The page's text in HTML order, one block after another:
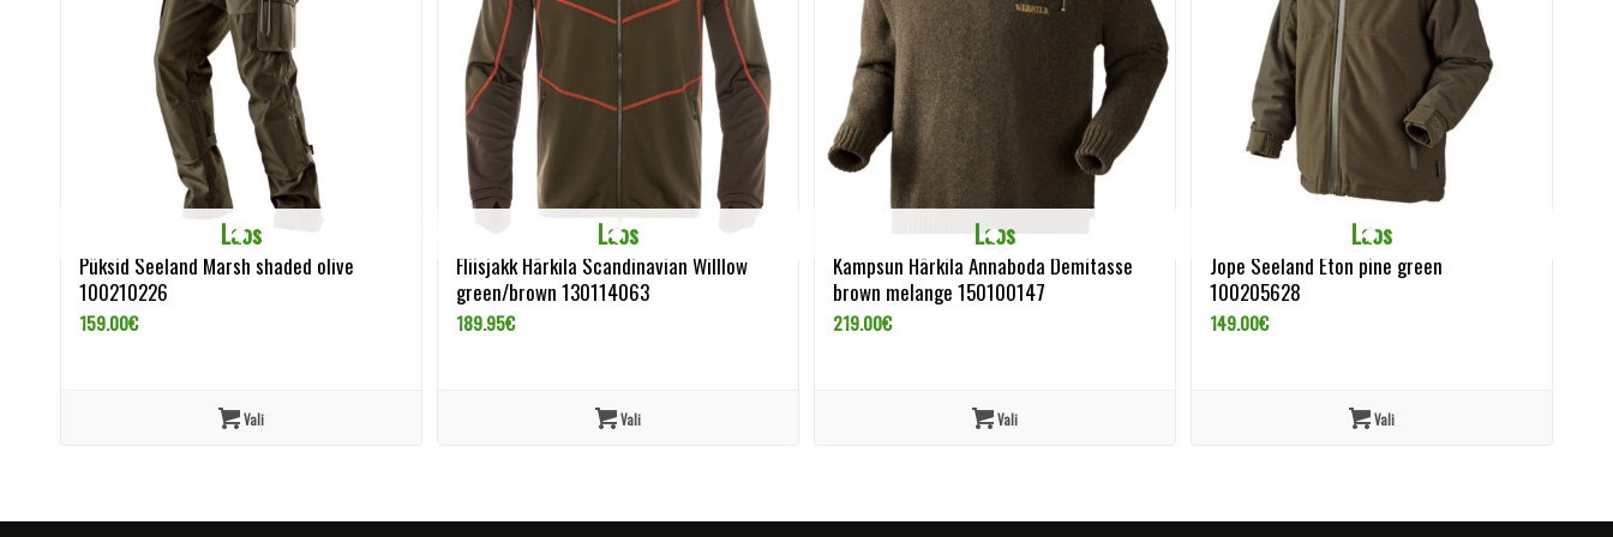
Laos
Püksid Seeland Marsh shaded olive
100210226
159.00€
Vali
Laos
Fliisjakk Härkila Scandinavian Willlow
green/brown 130114063
189.95€
Vali
Laos
Kampsun Härkila Annaboda Demitasse
brown melange 150100147
219.00€
Vali
Laos
Jope Seeland Eton pine green
100205628
149.00€
Vali